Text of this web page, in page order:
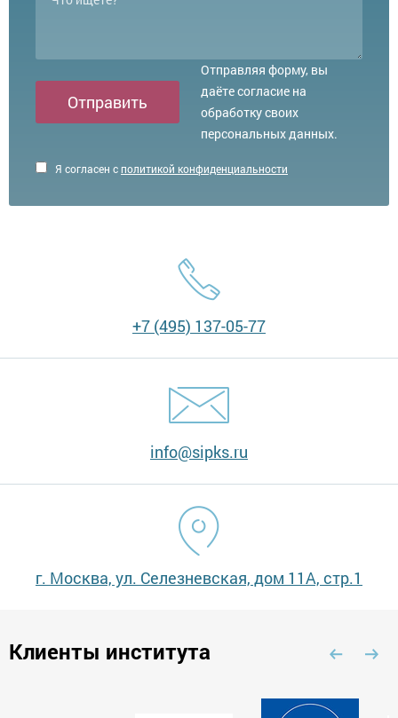
Я согласен сполитикой конфиденциальности
Отправить
Отправляя форму, вы
даёте согласие на
обработку своих
персональных данных.
+7 (495) 137-05-77
info@sipks.ru
г. Москва, ул. Селезневская, дом 11А, стр.1
Клиенты института